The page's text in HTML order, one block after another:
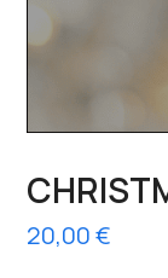
20,00€